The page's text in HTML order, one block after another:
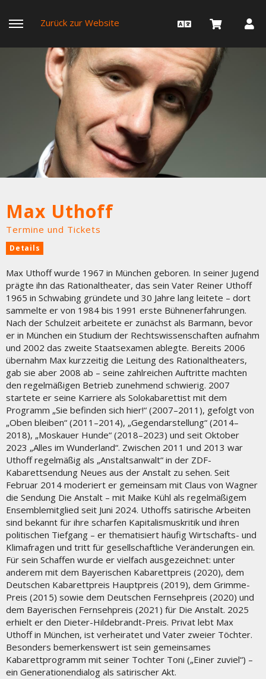
Zurück zur Website
Max Uthoff
Termine und Tickets
Details
Max Uthoff wurde 1967 in München geboren. In seiner Jugend
prägte ihn das Rationaltheater, das sein Vater Reiner Uthoff
1965 in Schwabing gründete und 30 Jahre lang leitete – dort
sammelte er von 1984 bis 1991 erste Bühnenerfahrungen.
Nach der Schulzeit arbeitete er zunächst als Barmann, bevor
er in München ein Studium der Rechtswissenschaften aufnahm
und 2002 das zweite Staatsexamen ablegte. Bereits 2006
übernahm Max kurzzeitig die Leitung des Rationaltheaters,
gab sie aber 2008 ab – seine zahlreichen Auftritte machten
den regelmäßigen Betrieb zunehmend schwierig. 2007
startete er seine Karriere als Solokabarettist mit dem
Programm „Sie befinden sich hier!“ (2007–2011), gefolgt von
„Oben bleiben“ (2011–2014), „Gegendarstellung“ (2014–
2018), „Moskauer Hunde“ (2018–2023) und seit Oktober
2023 „Alles im Wunderland“. Zwischen 2011 und 2013 war
Uthoff regelmäßig als „Anstaltsanwalt“ in der ZDF-
Kabarettsendung Neues aus der Anstalt zu sehen. Seit
Februar 2014 moderiert er gemeinsam mit Claus von Wagner
die Sendung Die Anstalt – mit Maike Kühl als regelmäßigem
Ensemblemitglied seit Juni 2024. Uthoffs satirische Arbeiten
sind bekannt für ihre scharfen Kapitalismuskritik und ihren
politischen Tiefgang – er thematisiert häufig Wirtschafts- und
Klimafragen und tritt für gesellschaftliche Veränderungen ein.
Für sein Schaffen wurde er vielfach ausgezeichnet: unter
anderem mit dem Bayerischen Kabarettpreis (2020), dem
Deutschen Kabarettpreis Hauptpreis (2019), dem Grimme-
Preis (2015) sowie dem Deutschen Fernsehpreis (2020) und
dem Bayerischen Fernsehpreis (2021) für Die Anstalt. 2025
erhielt er den Dieter-Hildebrandt-Preis. Privat lebt Max
Uthoff in München, ist verheiratet und Vater zweier Töchter.
Besonders bemerkenswert ist sein gemeinsames
Kabarettprogramm mit seiner Tochter Toni („Einer zuviel“) –
ein Generationendialog als satirischer Akt.